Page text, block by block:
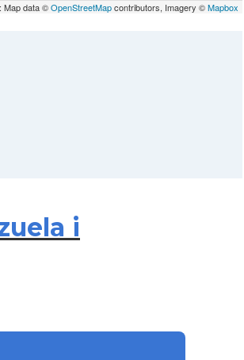
Map data ©OpenStreetMapcontributors, Imagery ©Mapbox
i